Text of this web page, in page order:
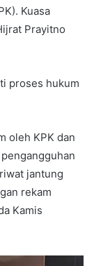
Kuasa
Prayitno
proses hukum
oleh KPK dan
jantung
rekam
Kamis